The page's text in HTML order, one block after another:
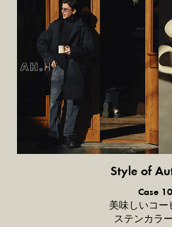
Style of
普通の
普通のスタ
Case
美味しいコー
ステンカラ